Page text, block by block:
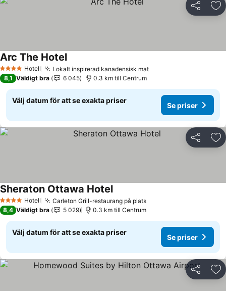
Dela
4 StjärnorHotell Lokalt inspirerad kanadensisk mat
Arc The Hotel
8,1 Väldigt bra 6 045 0.3 km till Centrum
Välj datum för att se exakta priser
Se priser
Dela
4 StjärnorHotell Carleton Grill-restaurang på plats
Sheraton Ottawa Hotel
8,4 Väldigt bra 5 029 0.3 km till Centrum
Välj datum för att se exakta priser
Se priser
Dela